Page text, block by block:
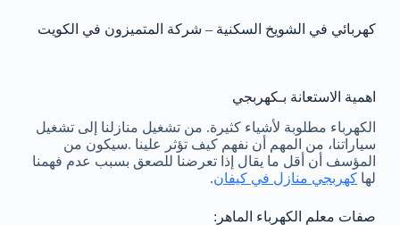
كهربائي في الشويخ السكنية – شركة المتميزون في الكويت
اهمية الاستعانة بـكهربجي
الكهرباء مطلوبة لأشياء كثيرة. من تشغيل منازلنا إلى تشغيل
سياراتنا، من المهم أن نفهم كيف تؤثر علينا .سيكون من
المؤسف أن أقل ما يقال إذا تعرضنا للصعق بسبب عدم فهمنا
لها كهربجي منازل في كيفان.
صفات معلم الكهرباء الماهر: